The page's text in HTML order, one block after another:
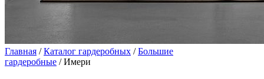
Главная /Каталог гардеробных /Большие
гардеробные / Имери